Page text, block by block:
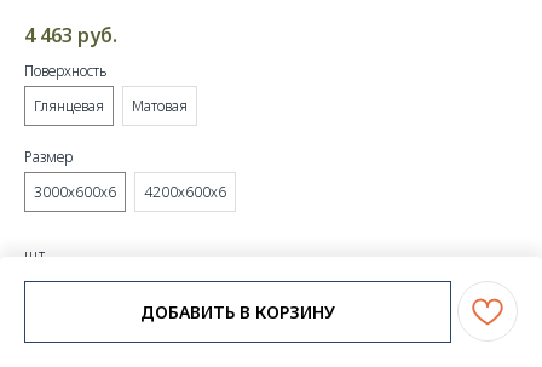
4 463 руб.
Поверхность
Глянцевая
Матовая
Размер
3000х600х6
4200х600х6
ДОБАВИТЬ В КОРЗИНУ
шт.